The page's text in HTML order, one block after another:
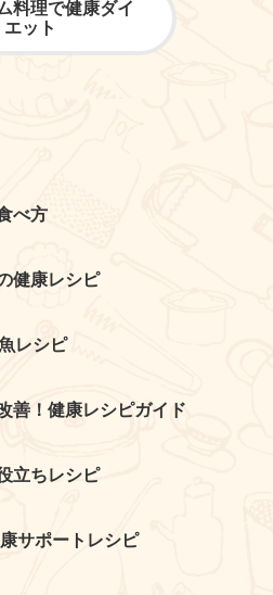
料理で健康ダイ
エット
べ方
健康レシピ
レシピ
善！健康レシピガイド
立ちレシピ
サポートレシピ